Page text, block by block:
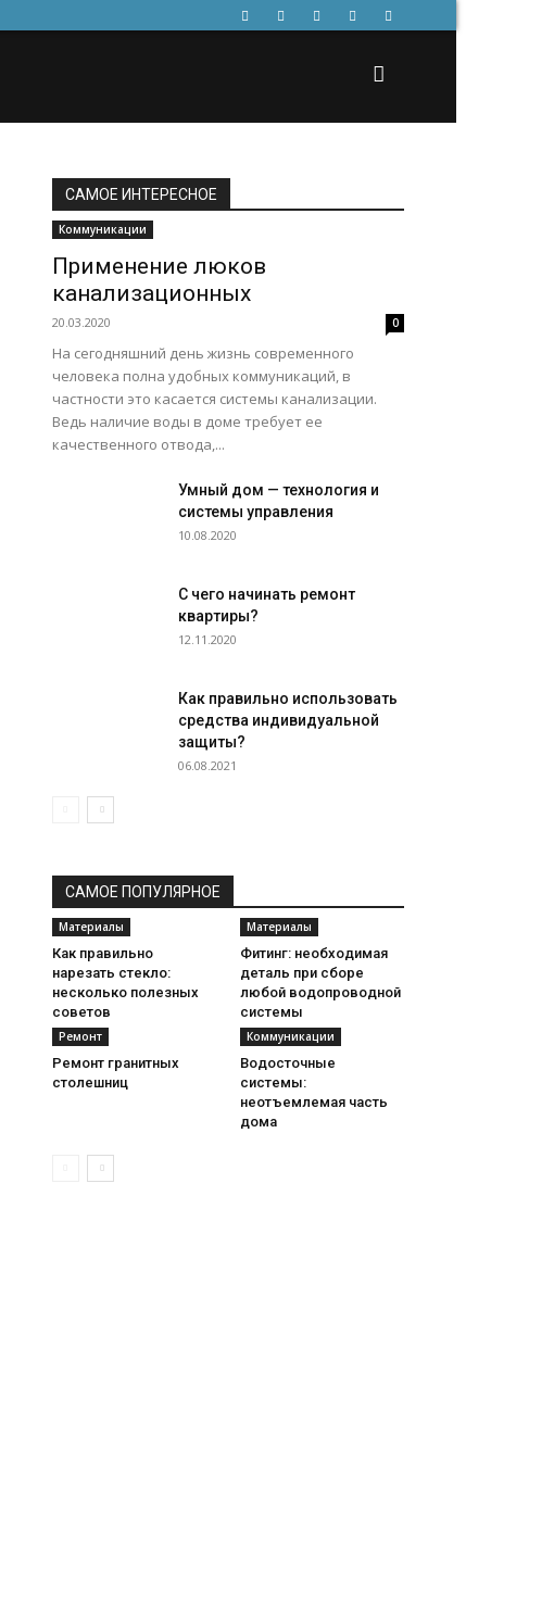
САМОЕ ИНТЕРЕСНОЕ
Коммуникации
Применение люков
канализационных
20.03.2020 0
На сегодняшний день жизнь современного
человека полна удобных коммуникаций, в
частности это касается системы канализации.
Ведь наличие воды в доме требует ее
качественного отвода,...
Умный дом — технология и
системы управления
10.08.2020
С чего начинать ремонт
квартиры?
12.11.2020
Как правильно использовать
средства индивидуальной
защиты?
06.08.2021
САМОЕ ПОПУЛЯРНОЕ
Материалы
Как правильно
нарезать стекло:
несколько полезных
советов
Материалы
Фитинг: необходимая
деталь при сборе
любой водопроводной
системы
Ремонт
Ремонт гранитных
столешниц
Коммуникации
Водосточные
системы:
неотъемлемая часть
дома